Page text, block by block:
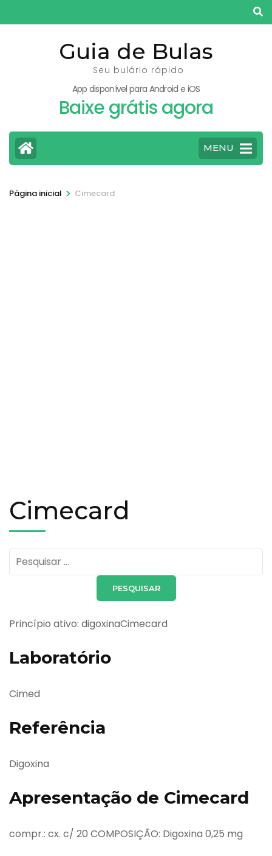
para
Guia de Bulas
Seu bulário rápido
App disponível para Android e iOS
Baixe grátis agora
MENU
Página inicial > Cimecard
Cimecard
Pesquisar
por:
Princípio ativo: digoxinaCimecard
Laboratório
Cimed
Referência
Digoxina
Apresentação de Cimecard
compr.: cx. c/ 20 COMPOSIÇÃO: Digoxina 0,25 mg